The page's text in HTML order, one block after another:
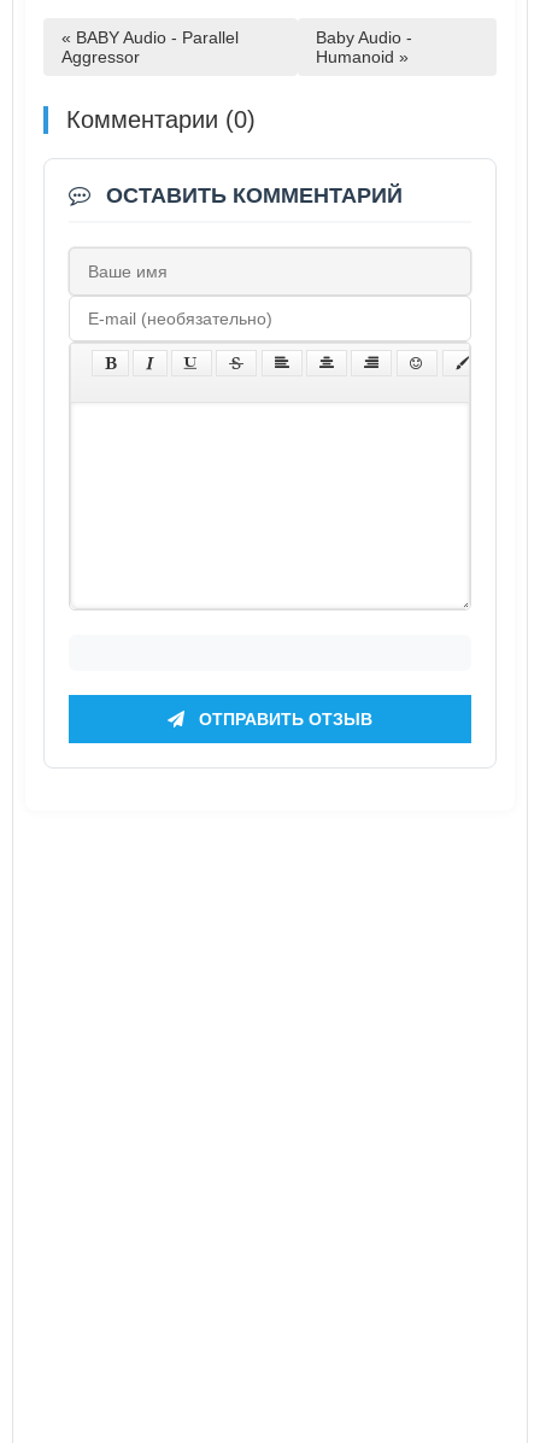
« BABY Audio - Parallel
Aggressor
Baby Audio -
Humanoid »
Комментарии (0)
ОСТАВИТЬ КОММЕНТАРИЙ
ОТПРАВИТЬ ОТЗЫВ